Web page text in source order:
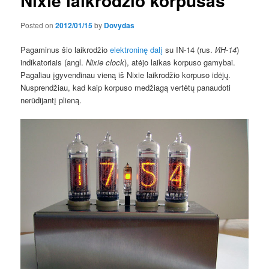
Posted on2012/01/15by Dovydas
Pagaminus šio laikrodžioelektroninę dalį su IN-14 (rus.ИН-14)
indikatoriais (angl.Nixie clock), atėjo laikas korpuso gamybai.
Pagaliau įgyvendinau vieną iš Nixie laikrodžio korpuso idėjų.
Nusprendžiau, kad kaip korpuso medžiagą vertėtų panaudoti
nerūdijantį plieną.